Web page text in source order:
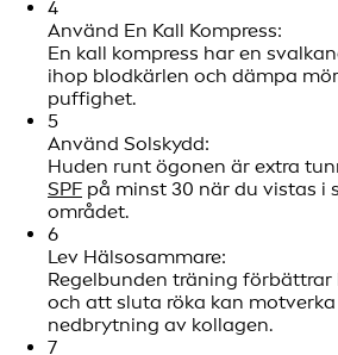
4
Använd En Kall Kompress:
En kall kompress har en
ihop blodkärlen och dämpa
puffighet.
5
Använd Solskydd:
Huden runt ögonen är extra
SPF på minst 30 när du vistas i
området.
6
Lev Hälsosammare:
Regelbunden träning
och att sluta röka kan
nedbrytning av kollagen.
7